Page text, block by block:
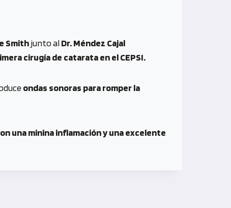
Smithjunto alDr. Méndez Cajal
cirugía de catarata en el CEPSI.
ondas sonoras para romper la
una minina inflamación y una excelente